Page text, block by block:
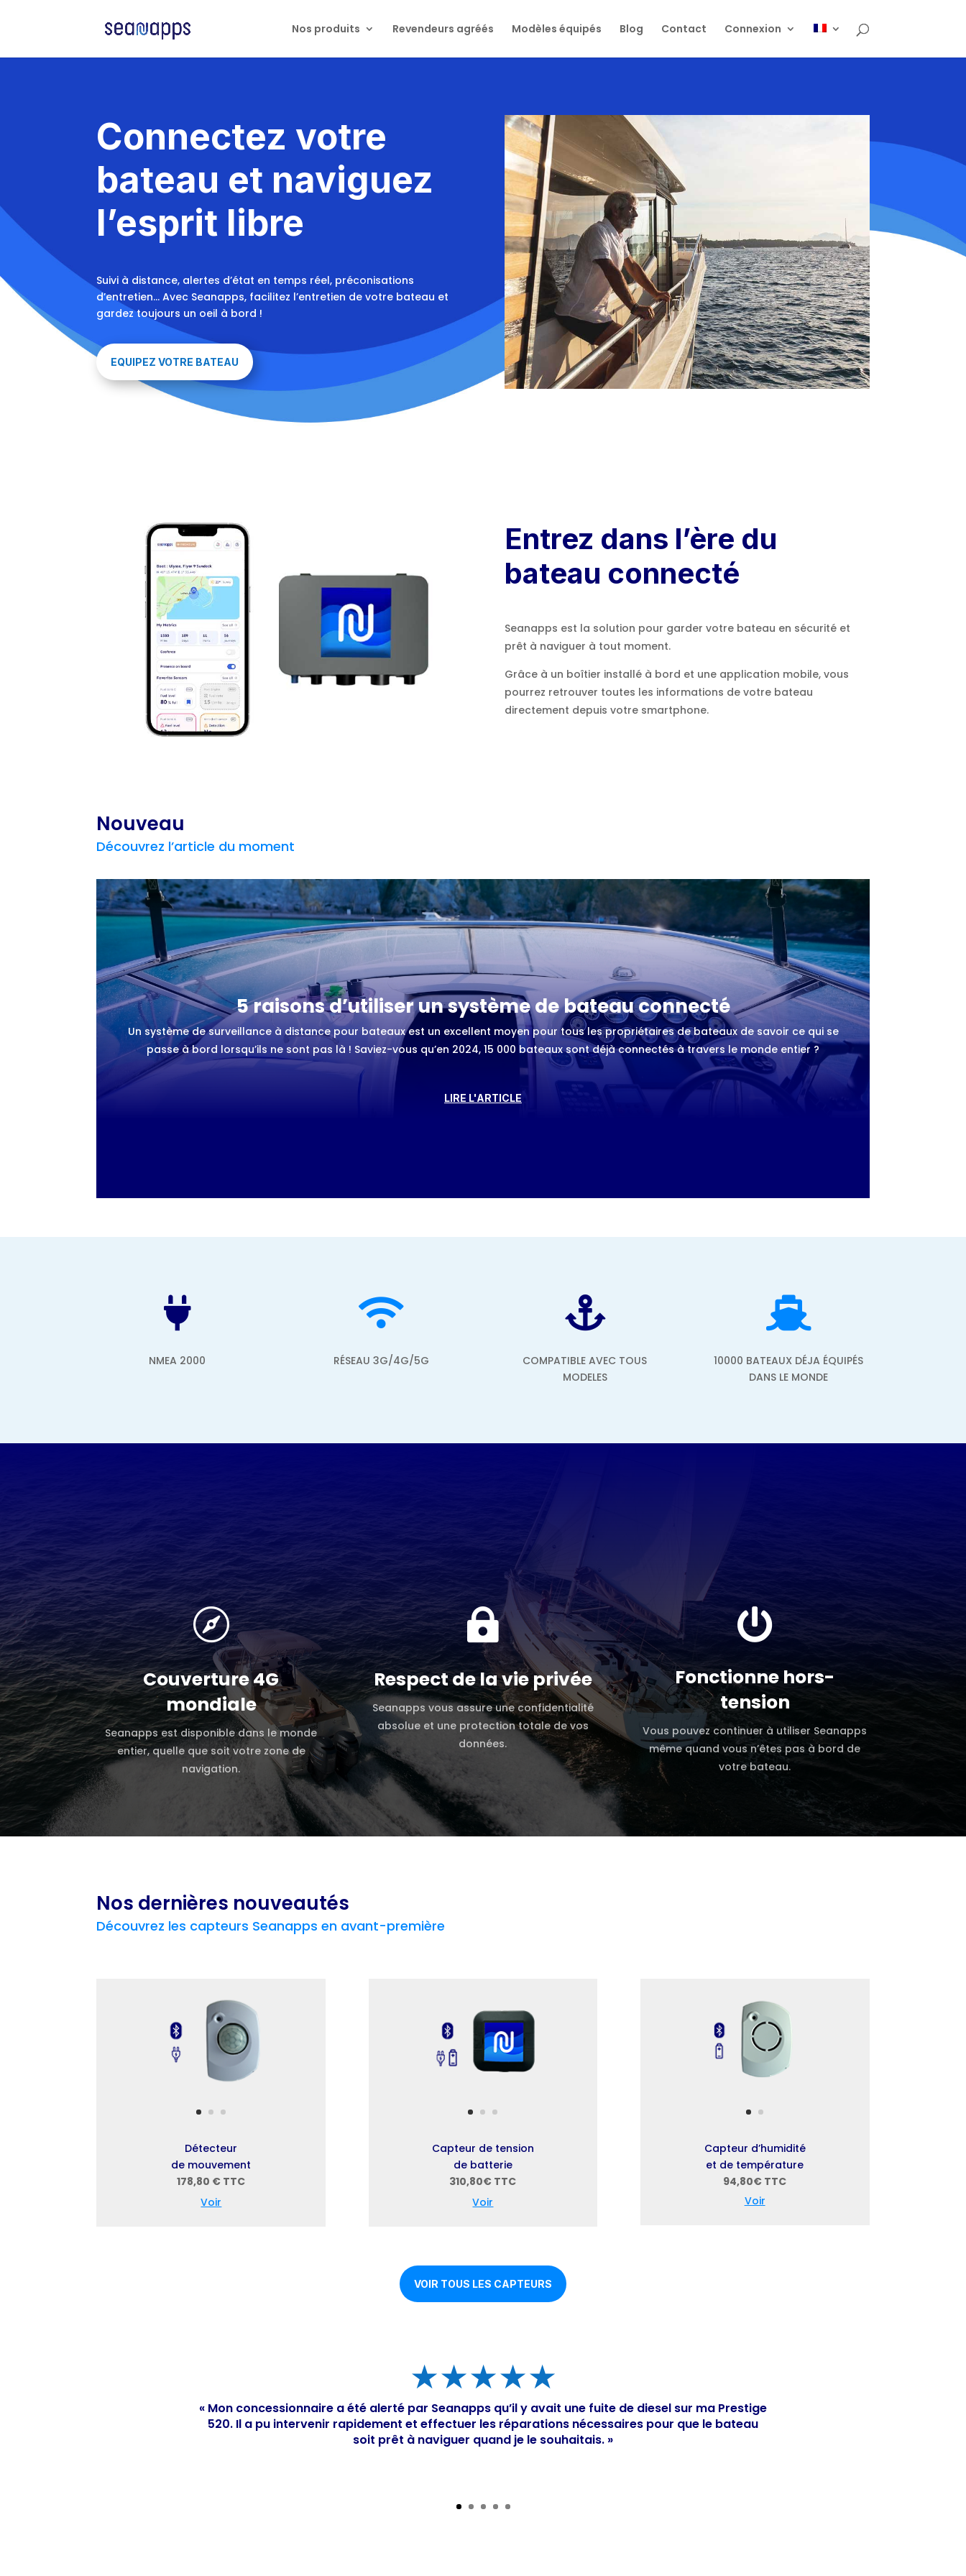
Nos produits Revendeurs agréés Modèles équipés Blog Contact Connexion
Connectez votre
bateau et naviguez
l’esprit libre
Suivi à distance, alertes d’état en temps réel, préconisations
d’entretien… Avec Seanapps, facilitez l’entretien de votre bateau et
gardez toujours un oeil à bord !
EQUIPEZ VOTRE BATEAU
Entrez dans l’ère du
bateau connecté
Seanapps est la solution pour garder votre bateau en sécurité et
prêt à naviguer à tout moment.
Grâce à un boîtier installé à bord et une application mobile, vous
pourrez retrouver toutes les informations de votre bateau
directement depuis votre smartphone.
Nouveau
Découvrez l’article du moment
5 raisons d’utiliser un système de bateau connecté
Un système de surveillance à distance pour bateaux est un excellent moyen pour tous les propriétaires de bateaux de savoir ce qui se
passe à bord lorsqu’ils ne sont pas là ! Saviez-vous qu’en 2024, 15 000 bateaux sont déjà connectés à travers le monde entier ?
LIRE L'ARTICLE

NMEA 2000

RÉSEAU 3G/4G/5G

COMPATIBLE AVEC TOUS
MODELES

10000 BATEAUX DÉJA ÉQUIPÉS
DANS LE MONDE

Couverture 4G
mondiale
Seanapps est disponible dans le monde
entier, quelle que soit votre zone de
navigation.

Respect de la vie privée
Seanapps vous assure une confidentialité
absolue et une protection totale de vos
données.

Fonctionne hors-
tension
Vous pouvez continuer à utiliser Seanapps
même quand vous n’êtes pas à bord de
votre bateau.
Nos dernières nouveautés
Découvrez les capteurs Seanapps en avant-première
Détecteur
de mouvement
178,80 € TTC
Voir
Capteur de tension
de batterie
310,80€ TTC
Voir
Capteur d’humidité
et de température
94,80€ TTC
Voir
VOIR TOUS LES CAPTEURS
★★★★★
« Mon concessionnaire a été alerté par Seanapps qu’il y avait une fuite de diesel sur ma Prestige
520. Il a pu intervenir rapidement et effectuer les réparations nécessaires pour que le bateau
soit prêt à naviguer quand je le souhaitais. »